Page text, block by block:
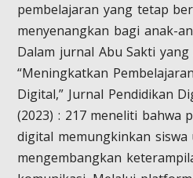
pembelajaran yang tetap
menyenangkan bagi anak-
Dalam jurnal Abu Sakti
“Meningkatkan
Digital,” Jurnal Pendidikan
(2023) : 217 meneliti bahwa
digital memungkinkan siswa
mengembangkan